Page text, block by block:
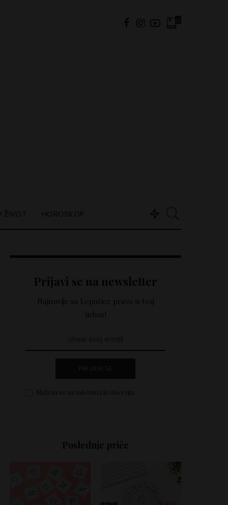
ŽIVOT HOROSKOP
Prijavi se na newsletter
Najnovije sa Lepotice pravo u tvoj
inbox!
Slažem se sa uslovima korišćenja
Poslednje priče